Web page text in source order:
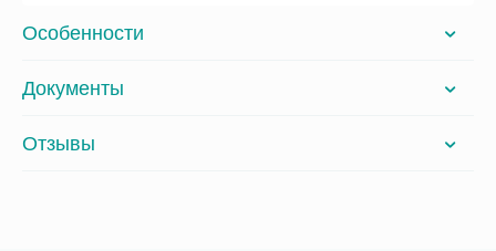
Особенности
Документы
Отзывы